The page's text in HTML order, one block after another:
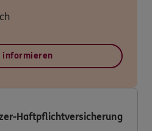
Haftpflichtversicherung